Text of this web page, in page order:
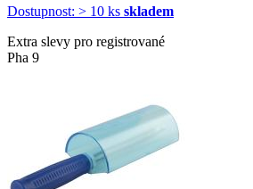
Dostupnost: > 10 ks skladem
Extra slevy pro registrované
Pha 9